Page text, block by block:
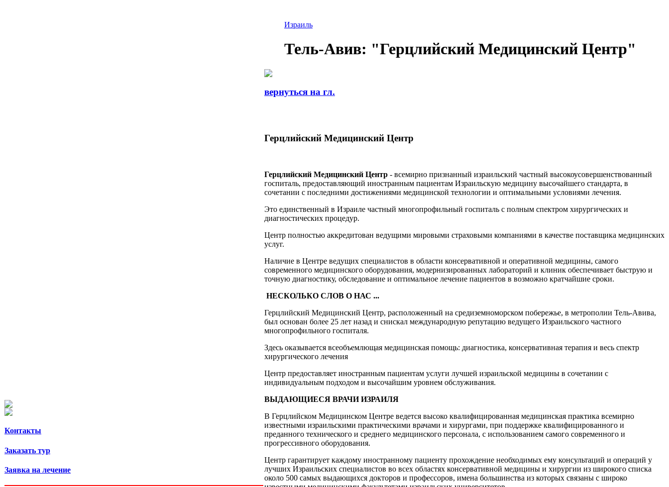
Контакты
Заказать тур
Заявка на лечение
Израиль
Тель-Авив: "Герцлийский Медицинский Центр"
вернуться на гл.
Герцлийский Медицинский Центр
Герцлийский Медицинский Центр - всемирно признанный израильский частный высокоусовершенствованный
госпиталь, предоставляющий иностранным пациентам Израильскую медицину высочайшего стандарта, в
сочетании с последними достижениями медицинской технологии и оптимальными условиями лечения.
Это единственный в Израиле частный многопрофильный госпиталь с полным спектром хирургических и
диагностических процедур.
Центр полностью аккредитован ведущими мировыми страховыми компаниями в качестве поставщика медицинских
услуг.
Наличие в Центре ведущих специалистов в области консервативной и оперативной медицины, самого
современного медицинского оборудования, модернизированных лабораторий и клиник обеспечивает быструю и
точную диагностику, обследование и оптимальное лечение пациентов в возможно кратчайшие сроки.
НЕСКОЛЬКО СЛОВ О НАС ...
Герцлийский Медицинский Центр, расположенный на средиземноморском побережье, в метрополии Тель-Авива,
был основан более 25 лет назад и снискал международную репутацию ведущего Израильского частного
многопрофильного госпиталя.
Здесь оказывается всеобъемлющая медицинская помощь: диагностика, консервативная терапия и весь спектр
хирургического лечения
Центр предоставляет иностранным пациентам услуги лучшей израильской медицины в сочетании с
индивидуальным подходом и высочайшим уровнем обслуживания.
ВЫДАЮЩИЕСЯ ВРАЧИ ИЗРАИЛЯ
В Герцлийском Медицинском Центре ведется высоко квалифицированная медицинская практика всемирно
известными израильскими практическими врачами и хирургами, при поддержке квалифицированного и
преданного технического и среднего медицинского персонала, с использованием самого современного и
прогрессивного оборудования.
Центр гарантирует каждому иностранному пациенту прохождение необходимых ему консультаций и операций у
лучших Израильских специалистов во всех областях консервативной медицины и хирургии из широкого списка
около 500 самых выдающихся докторов и профессоров, имена большинства из которых связаны с широко